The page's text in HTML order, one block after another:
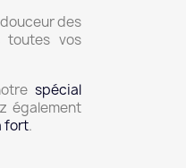
des
toutes vos
spécial
également
fort.